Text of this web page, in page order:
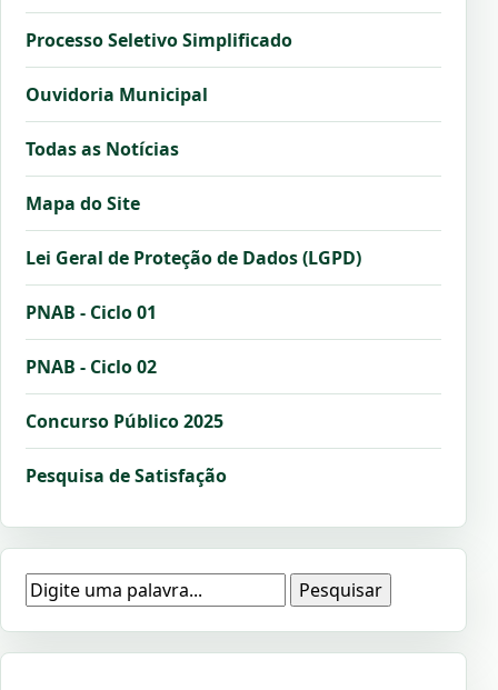
Processo Seletivo Simplificado
Ouvidoria Municipal
Todas as Notícias
Mapa do Site
Lei Geral de Proteção de Dados (LGPD)
PNAB - Ciclo 01
PNAB - Ciclo 02
Concurso Público 2025
Pesquisa de Satisfação
Pesquisar